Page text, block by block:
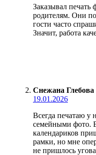
Заказывал печать
родителям. Они
гости часто
Значит, работа
Снежана Глебова
19.01.2026
Всегда печатаю у
семейными фото.
календариков
рамки, но мне
не пришлось